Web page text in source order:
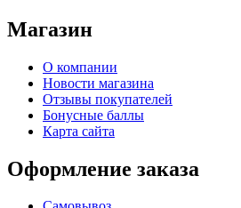
Магазин
О компании
Новости магазина
Отзывы покупателей
Бонусные баллы
Карта сайта
Оформление заказа